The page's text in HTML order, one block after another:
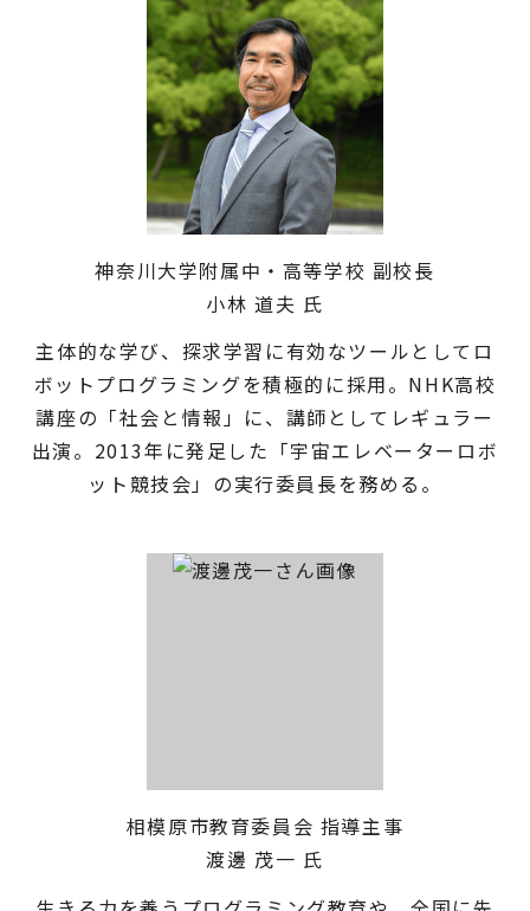
神奈川大学附属中・高等学校 副校長
小林 道夫 氏
主体的な学び、探求学習に有効なツールとしてロ
ボットプログラミングを積極的に採用。NHK高校
講座の「社会と情報」に、講師としてレギュラー
出演。2013年に発足した「宇宙エレベーターロボ
ット競技会」の実行委員長を務める。
相模原市教育委員会 指導主事
渡邊 茂一 氏